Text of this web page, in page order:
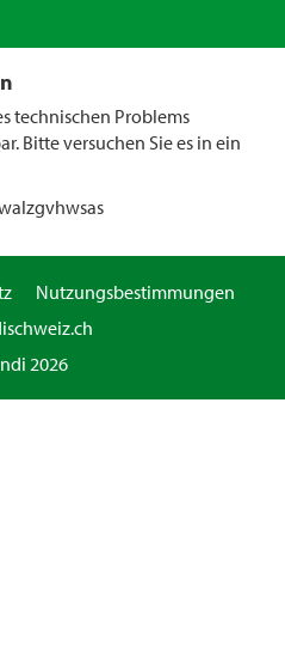
technischen Problems
Bitte versuchen Sie es in ein
Nutzungsbestimmungen
2026